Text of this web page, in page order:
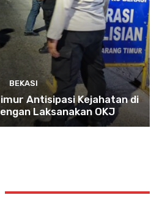
BEKASI
Antisipasi Kejahatan di
Laksanakan OKJ